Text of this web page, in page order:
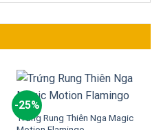
-25%
Trứng Rung Thiên Nga Magic